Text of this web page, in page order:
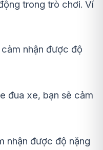
trong trò chơi. Ví
nhận được độ
đua xe, bạn sẽ cảm
nhận được độ nặng